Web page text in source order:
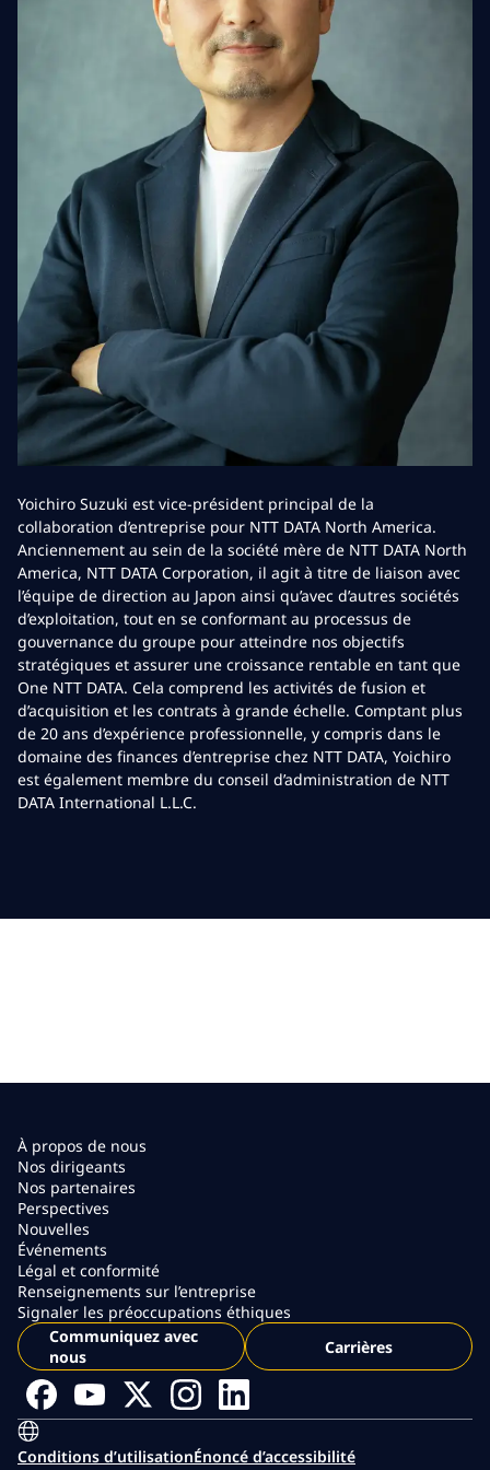
Yoichiro Suzuki est vice-président principal de la
collaboration d’entreprise pour NTT DATA North America.
Anciennement au sein de la société mère de NTT DATA North
America, NTT DATA Corporation, il agit à titre de liaison avec
l’équipe de direction au Japon ainsi qu’avec d’autres sociétés
d’exploitation, tout en se conformant au processus de
gouvernance du groupe pour atteindre nos objectifs
stratégiques et assurer une croissance rentable en tant que
One NTT DATA. Cela comprend les activités de fusion et
d’acquisition et les contrats à grande échelle. Comptant plus
de 20 ans d’expérience professionnelle, y compris dans le
domaine des finances d’entreprise chez NTT DATA, Yoichiro
est également membre du conseil d’administration de NTT
DATA International L.L.C.
À propos de nous
Nos dirigeants
Nos partenaires
Perspectives
Nouvelles
Événements
Légal et conformité
Renseignements sur l’entreprise
Signaler les préoccupations éthiques
Communiquez avec
nous
Carrières
Conditions d’utilisationÉnoncé d’accessibilité